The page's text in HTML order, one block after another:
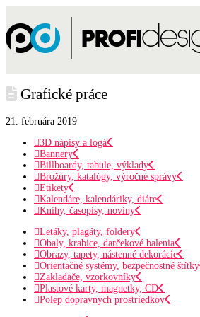
Grafické práce
21. februára 2019
3D nápisy a logá
Bannery
Billboardy, tabule, výklady
Brožúry, katalógy, výročné správy
Etikety
Kalendáre, kalendáriky, diáre
Knihy, časopisy, noviny
Letáky, plagáty, foldery
Obaly, krabice, darčekové balenia
Obrazy, tapety, nástenné dekorácie
Orientačné systémy, bezpečnostné štítky
Zakladače, vzorkovníky
Plastové karty, magnetky, CD
Polep dopravných prostriedkov